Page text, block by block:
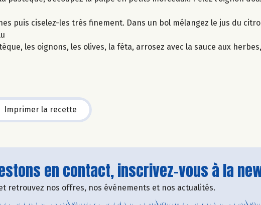
puis ciselez-les très finement. Dans un bol mélangez le jus du
les oignons, les olives, la féta, arrosez avec la sauce aux
Imprimer la recette
en contact, inscrivez-vous à la
retrouvez nos offres, nos événements et nos actualités.